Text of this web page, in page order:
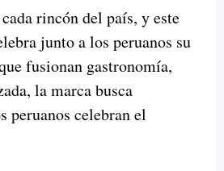
rincón del país, y este
junto a los peruanos su
fusionan gastronomía,
la marca busca
peruanos celebran el